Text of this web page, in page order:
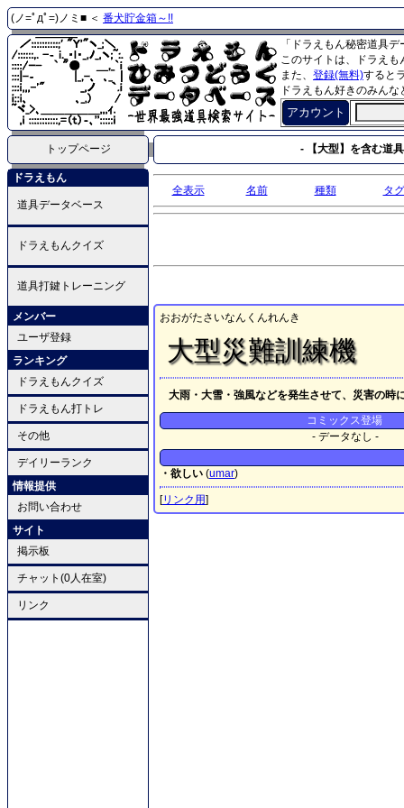
(ノ=ﾟдﾟ=)ノミ■ ＜ 番犬貯金箱～!!
「ドラえもん秘密道具
このサイトは、ドラえ
また、 登録(無料)すると
ドラえもん好きのみん
アカウント
トップページ - 【大型】を含む道
ドラえもん
道具データベース
ドラえもんクイズ
道具打鍵トレーニング
メンバー
ユーザ登録
ランキング
ドラえもんクイズ
ドラえもん打トレ
その他
デイリーランク
情報提供
お問い合わせ
サイト
掲示板
チャット(0人在室)
リンク
全表示 名前 種類 タグ
おおがたさいなんくんれんき
大型災難訓練機
大雨・大雪・強風などを発生させて、災害の時
コミックス登場
- データなし -
・欲しい (umar)
[リンク用]